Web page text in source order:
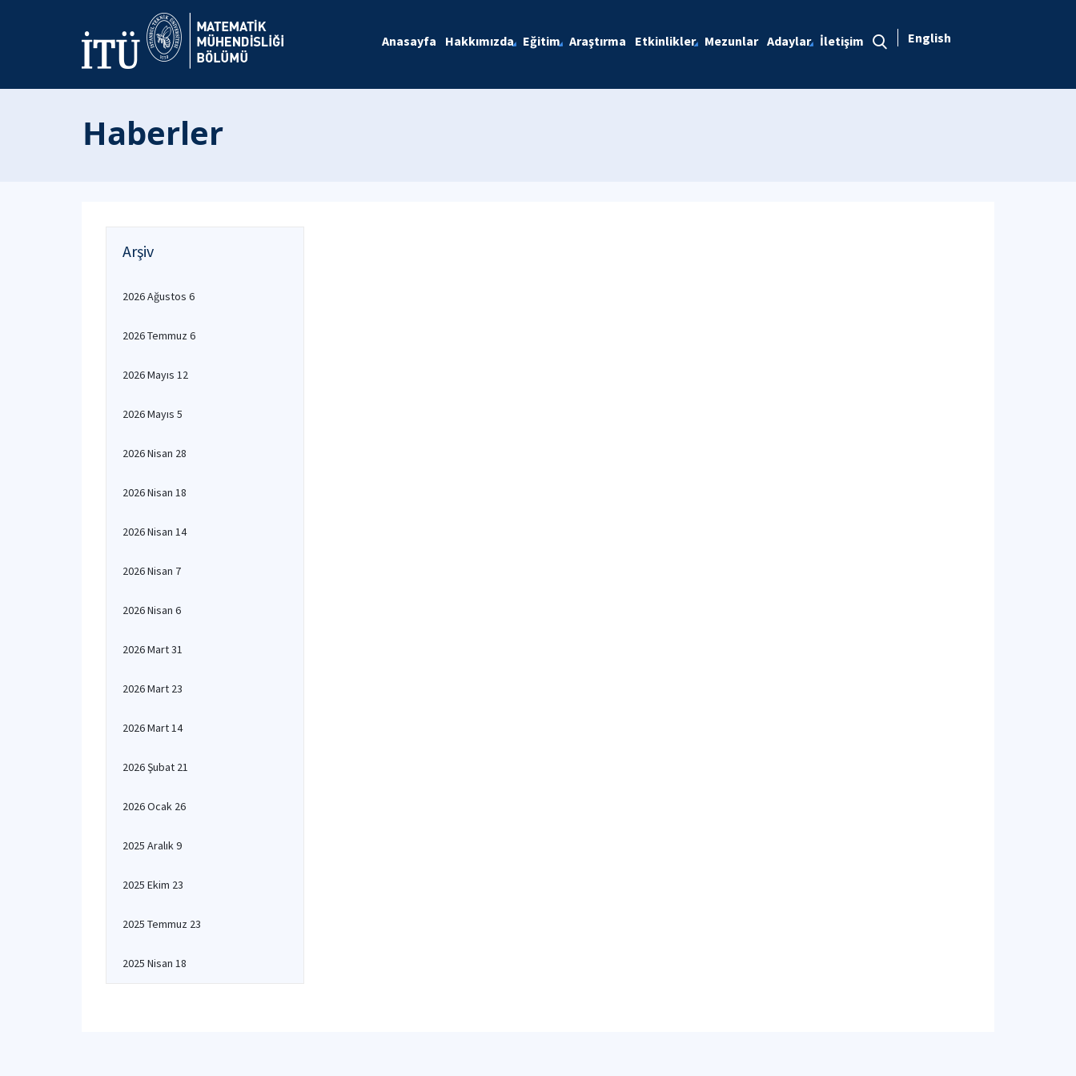
Anasayfa Hakkımızda Eğitim Araştırma Etkinlikler Mezunlar Adaylar İletişim English
Haberler
Arşiv
2026 Ağustos 6
2026 Temmuz 6
2026 Mayıs 12
2026 Mayıs 5
2026 Nisan 28
2026 Nisan 18
2026 Nisan 14
2026 Nisan 7
2026 Nisan 6
2026 Mart 31
2026 Mart 23
2026 Mart 14
2026 Şubat 21
2026 Ocak 26
2025 Aralık 9
2025 Ekim 23
2025 Temmuz 23
2025 Nisan 18